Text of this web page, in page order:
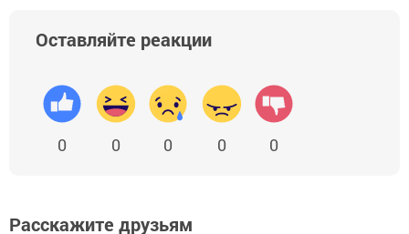
Оставляйте реакции
0 0 0 0 0
Расскажите друзьям